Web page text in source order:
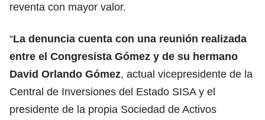
reventa con mayor valor.
“La denuncia cuenta con una reunión realizada
entre el Congresista Gómez y de su hermano
David Orlando Gómez, actual vicepresidente de la
Central de Inversiones del Estado SISA y el
presidente de la propia Sociedad de Activos